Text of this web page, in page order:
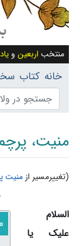
منتخب اربعین و
خانه کتاب
منیت،
(تغییرمسیر ازمنیت
السلام
علیک یا